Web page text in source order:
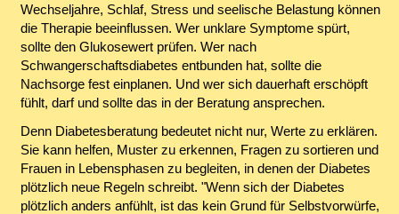
Wechseljahre, Schlaf, Stress und seelische Belastung können
die Therapie beeinflussen. Wer unklare Symptome spürt,
sollte den Glukosewert prüfen. Wer nach
Schwangerschaftsdiabetes entbunden hat, sollte die
Nachsorge fest einplanen. Und wer sich dauerhaft erschöpft
fühlt, darf und sollte das in der Beratung ansprechen.
Denn Diabetesberatung bedeutet nicht nur, Werte zu erklären.
Sie kann helfen, Muster zu erkennen, Fragen zu sortieren und
Frauen in Lebensphasen zu begleiten, in denen der Diabetes
plötzlich neue Regeln schreibt. "Wenn sich der Diabetes
plötzlich anders anfühlt, ist das kein Grund für Selbstvorwürfe,